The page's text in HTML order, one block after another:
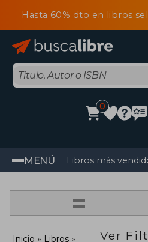
Hasta 60% dto en libros
0
MENÚ Libros más
=
Ver
Inicio
Libros